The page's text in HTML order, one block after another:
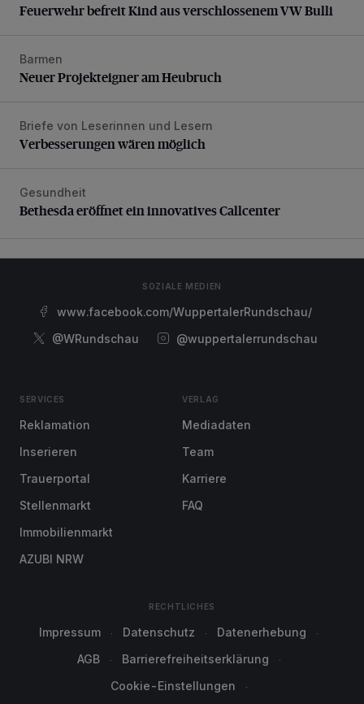
Feuerwehr befreit Kind aus verschlossenem VW Bulli
Neuer Projekteigner am Heubruch
Barmen
Neuer Projekteigner am Heubruch
Verbesserungen wären möglich
Briefe von Leserinnen und Lesern
Verbesserungen wären möglich
Bethesda eröffnet ein innovatives Callcenter
Gesundheit
Bethesda eröffnet ein innovatives Callcenter
SOZIALE MEDIEN
www.facebook.com/WuppertalerRundschau/
@WRundschau
@wuppertalerrundschau
SERVICES
Reklamation
Inserieren
Trauerportal
Stellenmarkt
Immobilienmarkt
AZUBI NRW
VERLAG
Mediadaten
Team
Karriere
FAQ
RECHTLICHES
Impressum Datenschutz
Datenerhebung
AGB
Barrierefreiheitserklärung
Cookie-Einstellungen